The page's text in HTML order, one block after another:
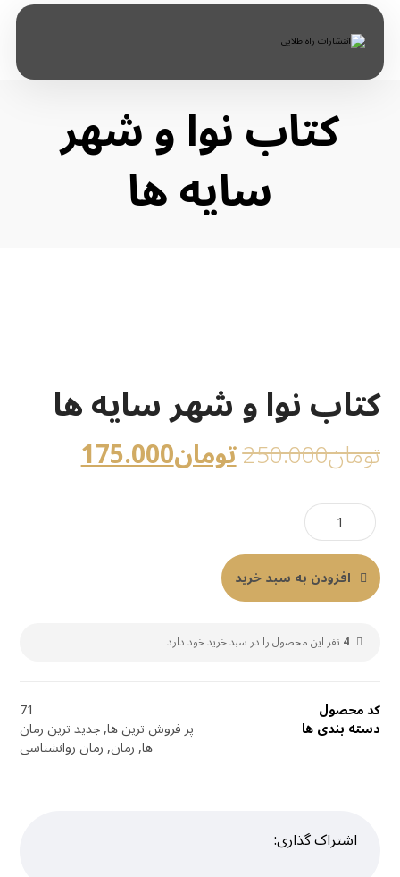
کتاب نوا و شهر
سایه ها
کتاب نوا و شهر سایه ها
تومان250.000تومان175.000
افزودن به سبد خرید
4 نفر این محصول را در سبد خرید خود دارد
کد محصول 71
دسته بندی ها پر فروش ترین ها,جدید ترین رمان
ها,رمان,رمان روانشناسی